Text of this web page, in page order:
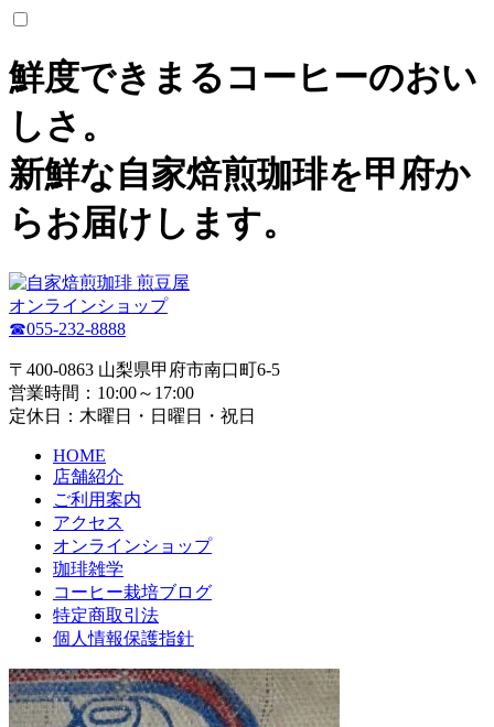
鮮度できまるコーヒーのおい
しさ。
新鮮な自家焙煎珈琲を甲府か
らお届けします。
オンラインショップ
☎055-232-8888
〒400-0863 山梨県甲府市南口町6-5
営業時間：10:00～17:00
定休日：木曜日・日曜日・祝日
HOME
店舗紹介
ご利用案内
アクセス
オンラインショップ
珈琲雑学
コーヒー栽培ブログ
特定商取引法
個人情報保護指針